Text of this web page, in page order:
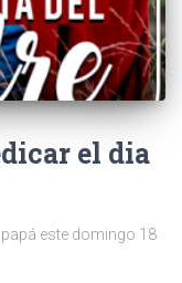
el dia
este domingo 18